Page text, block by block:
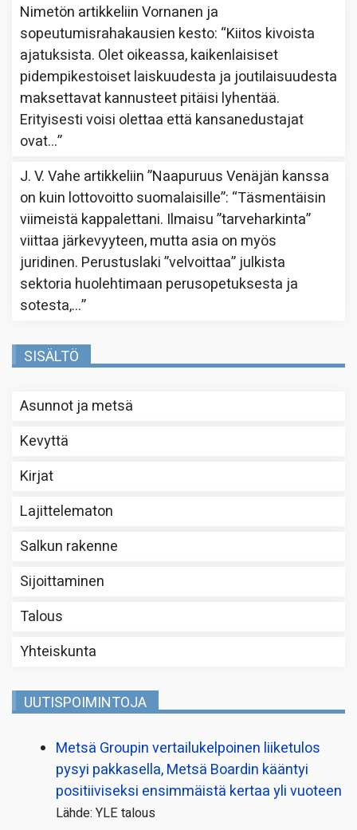
Nimetön artikkeliinVornanen ja
sopeutumisrahakausien kesto: “Kiitos kivoista
ajatuksista. Olet oikeassa, kaikenlaisiset
pidempikestoiset laiskuudesta ja joutilaisuudesta
maksettavat kannusteet pitäisi lyhentää.
Erityisesti voisi olettaa että kansanedustajat
ovat…”
J. V. Vahe artikkeliin”Naapuruus Venäjän kanssa
on kuin lottovoitto suomalaisille”: “Täsmentäisin
viimeistä kappalettani. Ilmaisu ”tarveharkinta”
viittaa järkevyyteen, mutta asia on myös
juridinen. Perustuslaki ”velvoittaa” julkista
sektoria huolehtimaan perusopetuksesta ja
sotesta,…”
SISÄLTÖ
Asunnot ja metsä
Kevyttä
Kirjat
Lajittelematon
Salkun rakenne
Sijoittaminen
Talous
Yhteiskunta
UUTISPOIMINTOJA
Metsä Groupin vertailu­kelpoinen liiketulos
pysyi pakkasella, Metsä Boardin kääntyi
positiiviseksi ensimmäistä kertaa yli vuoteen
Lähde: YLE talous